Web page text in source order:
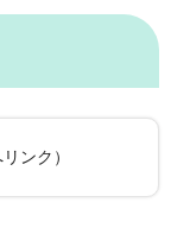
ンク）